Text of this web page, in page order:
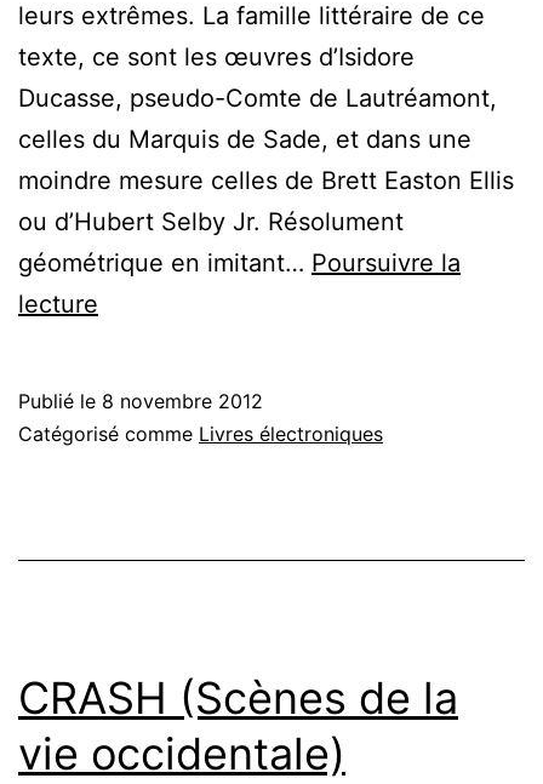
leurs extrêmes. La famille littéraire de ce
texte, ce sont les œuvres d’Isidore
Ducasse, pseudo-Comte de Lautréamont,
celles du Marquis de Sade, et dans une
moindre mesure celles de Brett Easton Ellis
ou d’Hubert Selby Jr. Résolument
géométrique en imitant… Poursuivre la
lecture
Manuel
mort
Publié le 8 novembre 2012
Catégorisé comme Livres électroniques
CRASH (Scènes de la
vie occidentale)